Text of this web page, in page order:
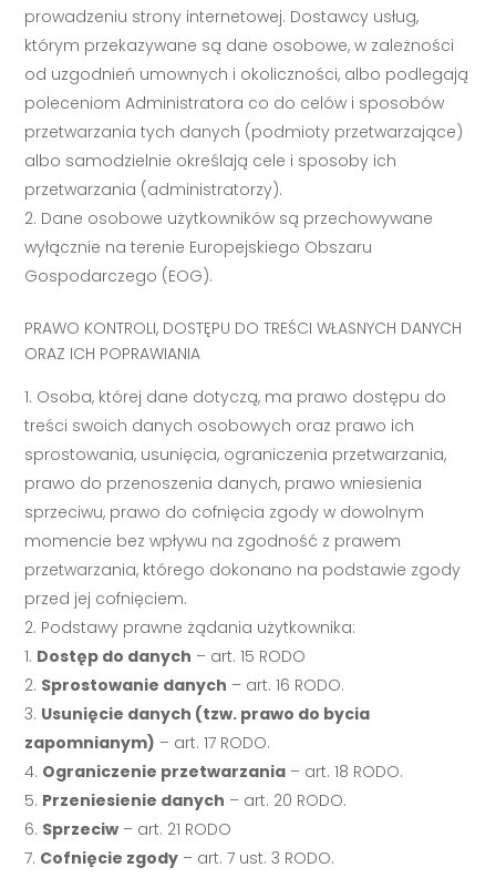
prowadzeniu strony internetowej. Dostawcy usług,
którym przekazywane są dane osobowe, w zależności
od uzgodnień umownych i okoliczności, albo podlegają
poleceniom Administratora co do celów i sposobów
przetwarzania tych danych (podmioty przetwarzające)
albo samodzielnie określają cele i sposoby ich
przetwarzania (administratorzy).
Dane osobowe użytkowników są przechowywane
wyłącznie na terenie Europejskiego Obszaru
Gospodarczego (EOG).
PRAWO KONTROLI, DOSTĘPU DO TREŚCI WŁASNYCH DANYCH
ORAZ ICH POPRAWIANIA
Osoba, której dane dotyczą, ma prawo dostępu do
treści swoich danych osobowych oraz prawo ich
sprostowania, usunięcia, ograniczenia przetwarzania,
prawo do przenoszenia danych, prawo wniesienia
sprzeciwu, prawo do cofnięcia zgody w dowolnym
momencie bez wpływu na zgodność z prawem
przetwarzania, którego dokonano na podstawie zgody
przed jej cofnięciem.
Podstawy prawne żądania użytkownika:
Dostęp do danych – art. 15 RODO
Sprostowanie danych – art. 16 RODO.
Usunięcie danych (tzw. prawo do bycia
zapomnianym) – art. 17 RODO.
Ograniczenie przetwarzania – art. 18 RODO.
Przeniesienie danych – art. 20 RODO.
Sprzeciw – art. 21 RODO
Cofnięcie zgody – art. 7 ust. 3 RODO.